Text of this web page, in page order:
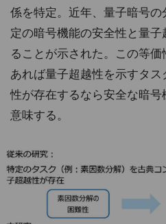
係を特定。近年、量子暗号
定の暗号機能の安全性と量
ることが示された。この等
あれば量子超越性を示すタ
性が存在するなら安全な暗
意味する。